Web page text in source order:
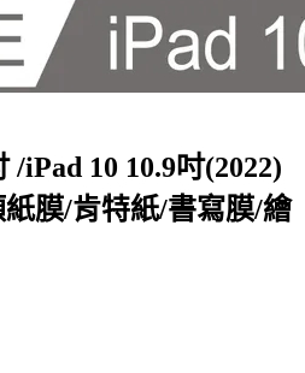
iPad 10 10.9吋(2022)
膜/肯特紙/書寫膜/繪